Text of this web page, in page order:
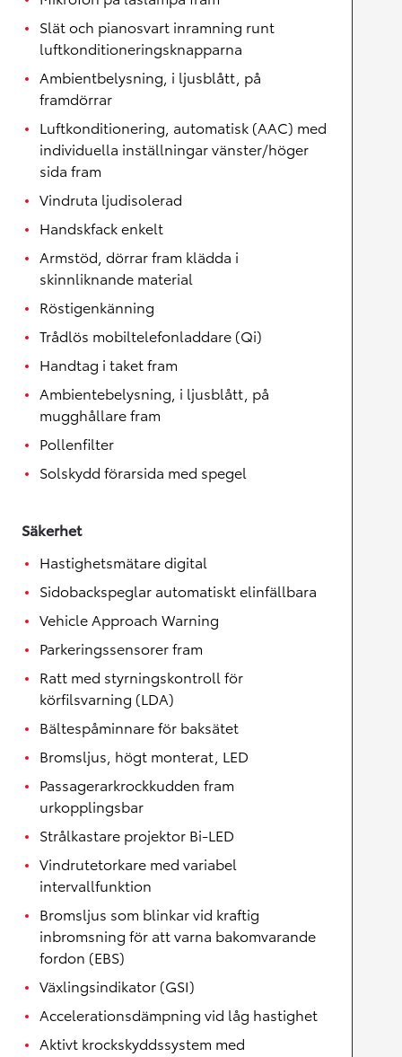
Slät och pianosvart inramning runt
luftkonditioneringsknapparna
Ambientbelysning, i ljusblått, på
framdörrar
Luftkonditionering, automatisk (AAC) med
individuella inställningar vänster/höger
sida fram
Vindruta ljudisolerad
Handskfack enkelt
Armstöd, dörrar fram klädda i
skinnliknande material
Röstigenkänning
Trådlös mobiltelefonladdare (Qi)
Handtag i taket fram
Ambientebelysning, i ljusblått, på
mugghållare fram
Pollenfilter
Solskydd förarsida med spegel
Säkerhet
Hastighetsmätare digital
Sidobackspeglar automatiskt elinfällbara
Vehicle Approach Warning
Parkeringssensorer fram
Ratt med styrningskontroll för
körfilsvarning (LDA)
Bältespåminnare för baksätet
Bromsljus, högt monterat, LED
Passagerarkrockkudden fram
urkopplingsbar
Strålkastare projektor Bi-LED
Vindrutetorkare med variabel
intervallfunktion
Bromsljus som blinkar vid kraftig
inbromsning för att varna bakomvarande
fordon (EBS)
Växlingsindikator (GSI)
Accelerationsdämpning vid låg hastighet
Aktivt krockskyddssystem med